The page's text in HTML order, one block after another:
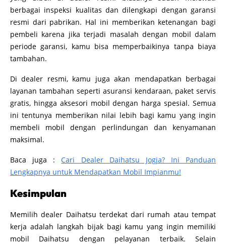
berbagai inspeksi kualitas dan dilengkapi dengan garansi
resmi dari pabrikan. Hal ini memberikan ketenangan bagi
pembeli karena jika terjadi masalah dengan mobil dalam
periode garansi, kamu bisa memperbaikinya tanpa biaya
tambahan.
Di dealer resmi, kamu juga akan mendapatkan berbagai
layanan tambahan seperti asuransi kendaraan, paket servis
gratis, hingga aksesori mobil dengan harga spesial. Semua
ini tentunya memberikan nilai lebih bagi kamu yang ingin
membeli mobil dengan perlindungan dan kenyamanan
maksimal.
Baca juga :Cari Dealer Daihatsu Jogja? Ini Panduan
Lengkapnya untuk Mendapatkan Mobil Impianmu!
Kesimpulan
Memilih dealer Daihatsu terdekat dari rumah atau tempat
kerja adalah langkah bijak bagi kamu yang ingin memiliki
mobil Daihatsu dengan pelayanan terbaik. Selain